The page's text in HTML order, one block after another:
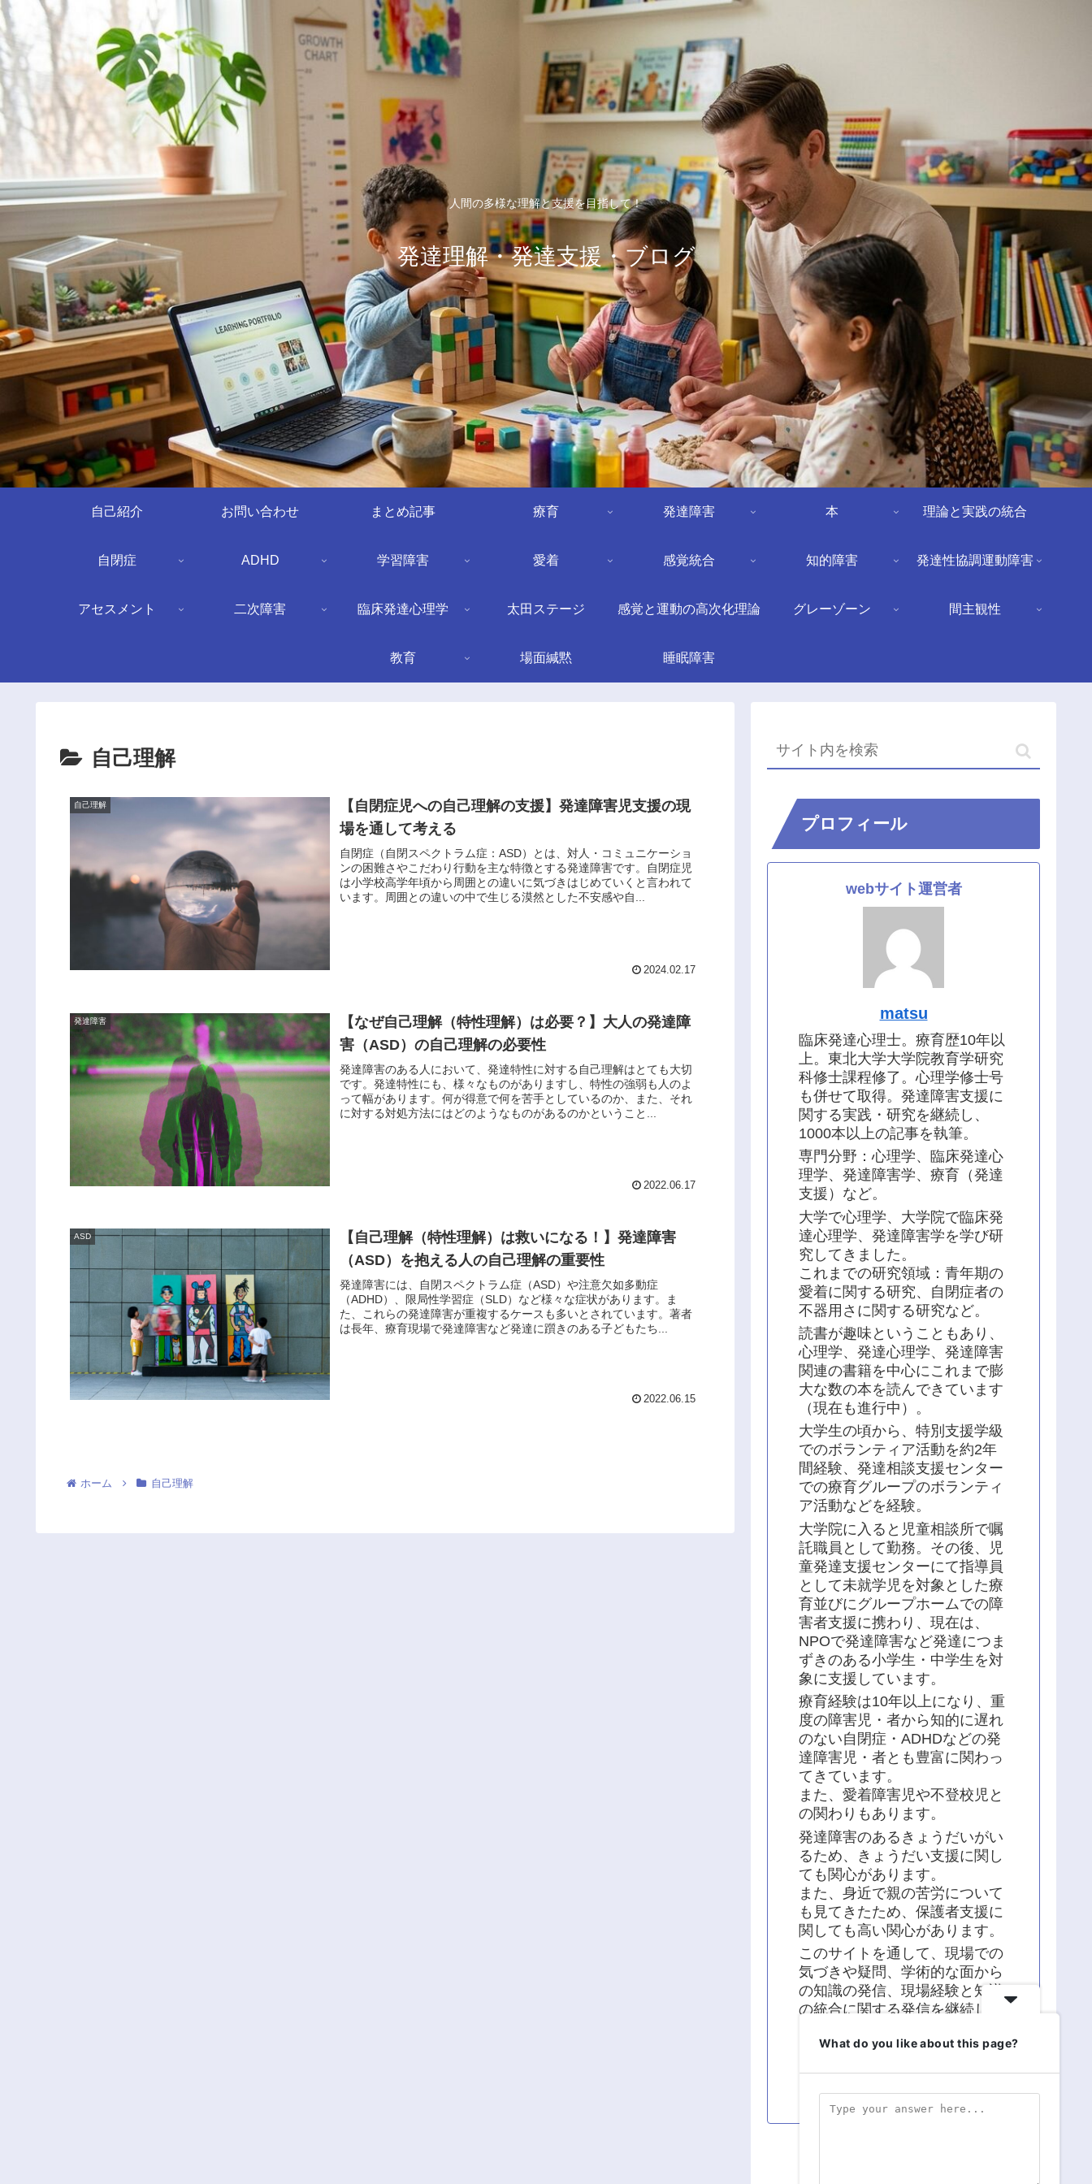
人間の多様な理解と支援を目指して！
発達理解・発達支援・ブログ
自己紹介 お問い合わせ まとめ記事 療育 発達障害 本 理論と実践の統合
自閉症 ADHD 学習障害 愛着 感覚統合 知的障害 発達性協調運動障害
アセスメント 二次障害 臨床発達心理学 太田ステージ 感覚と運動の高次化理論 グレーゾーン 間主観性
教育 場面緘黙 睡眠障害
自己理解
自己理解
【自閉症児への自己理解の支援】発達障害児支援の現
場を通して考える
自閉症（自閉スペクトラム症：ASD）とは、対人・コミュニケーショ
ンの困難さやこだわり行動を主な特徴とする発達障害です。自閉症児
は小学校高学年頃から周囲との違いに気づきはじめていくと言われて
います。周囲との違いの中で生じる漠然とした不安感や自...
2024.02.17
発達障害
【なぜ自己理解（特性理解）は必要？】大人の発達障
害（ASD）の自己理解の必要性
発達障害のある人において、発達特性に対する自己理解はとても大切
です。発達特性にも、様々なものがありますし、特性の強弱も人のよ
って幅があります。何が得意で何を苦手としているのか、また、それ
に対する対処方法にはどのようなものがあるのかということ...
2022.06.17
ASD
【自己理解（特性理解）は救いになる！】発達障害
（ASD）を抱える人の自己理解の重要性
発達障害には、自閉スペクトラム症（ASD）や注意欠如多動症
（ADHD）、限局性学習症（SLD）など様々な症状があります。ま
た、これらの発達障害が重複するケースも多いとされています。著者
は長年、療育現場で発達障害など発達に躓きのある子どもたち...
2022.06.15
ホーム 自己理解
プロフィール
webサイト運営者
matsu
臨床発達心理士。療育歴10年以
上。東北大学大学院教育学研究
科修士課程修了。心理学修士号
も併せて取得。発達障害支援に
関する実践・研究を継続し、
1000本以上の記事を執筆。
専門分野：心理学、臨床発達心
理学、発達障害学、療育（発達
支援）など。
大学で心理学、大学院で臨床発
達心理学、発達障害学を学び研
究してきました。
これまでの研究領域：青年期の
愛着に関する研究、自閉症者の
不器用さに関する研究など。
読書が趣味ということもあり、
心理学、発達心理学、発達障害
関連の書籍を中心にこれまで膨
大な数の本を読んできています
（現在も進行中）。
大学生の頃から、特別支援学級
でのボランティア活動を約2年
間経験、発達相談支援センター
での療育グループのボランティ
ア活動などを経験。
大学院に入ると児童相談所で嘱
託職員として勤務。その後、児
童発達支援センターにて指導員
として未就学児を対象とした療
育並びにグループホームでの障
害者支援に携わり、現在は、
NPOで発達障害など発達につま
ずきのある小学生・中学生を対
象に支援しています。
療育経験は10年以上になり、重
度の障害児・者から知的に遅れ
のない自閉症・ADHDなどの発
達障害児・者とも豊富に関わっ
てきています。
また、愛着障害児や不登校児と
の関わりもあります。
発達障害のあるきょうだいがい
るため、きょうだい支援に関し
ても関心があります。
また、身近で親の苦労について
も見てきたため、保護者支援に
関しても高い関心があります。
このサイトを通して、現場での
気づきや疑問、学術的な面から
の知識の発信、現場経験と知識
の統合に関する発信を継続して
よろしくお願い致します！！
What do you like about this page?